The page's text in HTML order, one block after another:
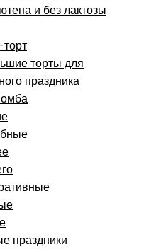
и без лактозы
торты для
праздника
праздники